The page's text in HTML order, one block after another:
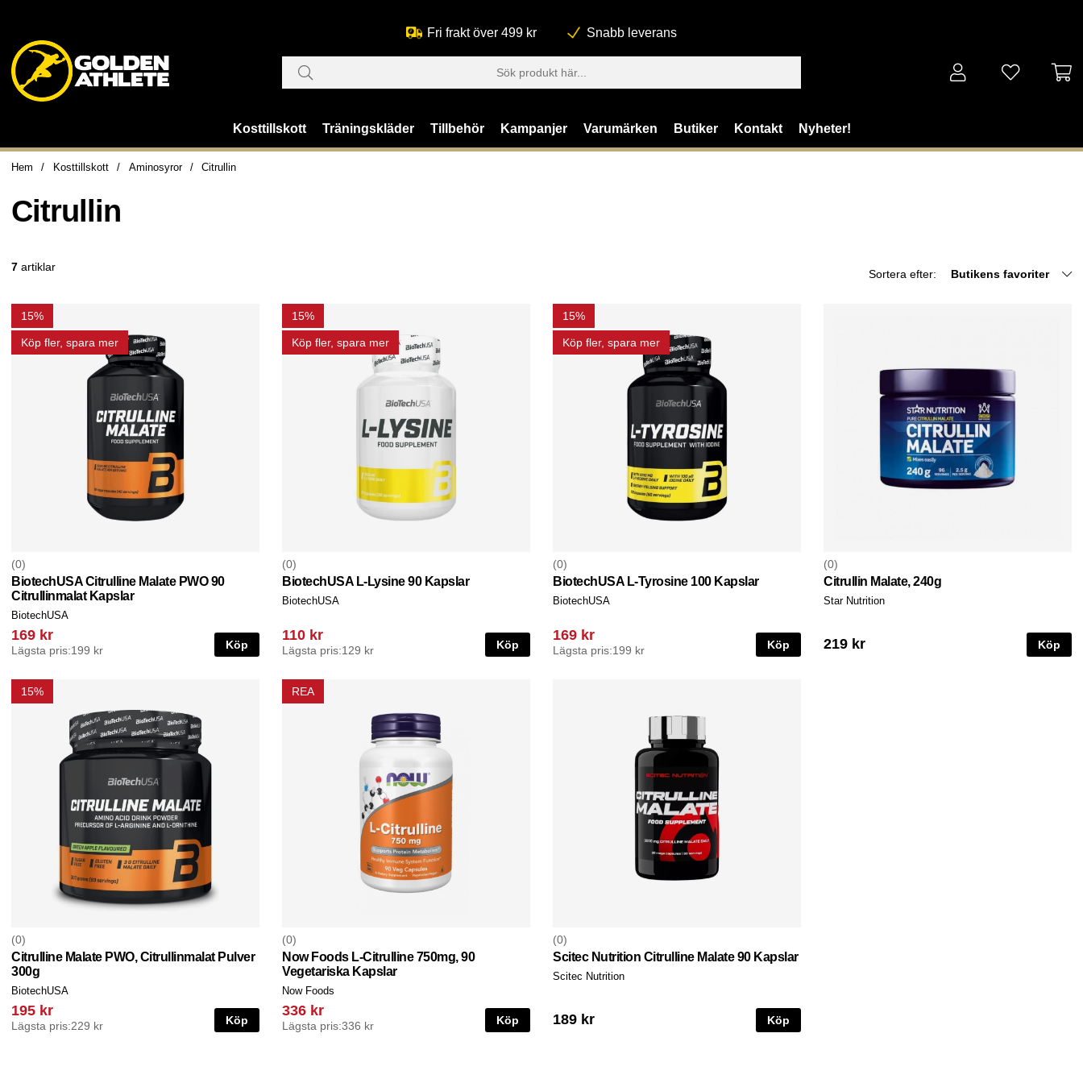
Fri frakt över 499 kr Snabb leverans
Kosttillskott Träningskläder Tillbehör Kampanjer Varumärken Butiker Kontakt Nyheter!
Hem Kosttillskott Aminosyror Citrullin
Citrullin
7 artiklar
Sortera efter: Butikens favoriter
15%
Köp fler, spara mer
0
BiotechUSA Citrulline Malate PWO 90
Citrullinmalat Kapslar
BiotechUSA
169 kr
Lägsta pris:199 kr Köp
15%
Köp fler, spara mer
0
BiotechUSA L-Lysine 90 Kapslar
BiotechUSA
110 kr
Lägsta pris:129 kr Köp
15%
Köp fler, spara mer
0
BiotechUSA L-Tyrosine 100 Kapslar
BiotechUSA
169 kr
Lägsta pris:199 kr Köp
0
Citrullin Malate, 240g
Star Nutrition
219 kr Köp
15%
0
Citrulline Malate PWO, Citrullinmalat Pulver
300g
BiotechUSA
195 kr
Lägsta pris:229 kr Köp
REA
0
Now Foods L-Citrulline 750mg, 90
Vegetariska Kapslar
Now Foods
336 kr
Lägsta pris:336 kr Köp
0
Scitec Nutrition Citrulline Malate 90 Kapslar
Scitec Nutrition
189 kr Köp